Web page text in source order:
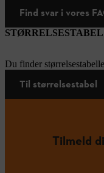
Find svar i vores
STØRRELSESTABEL
Du finder
Til størrelsestabel
Tilmeld